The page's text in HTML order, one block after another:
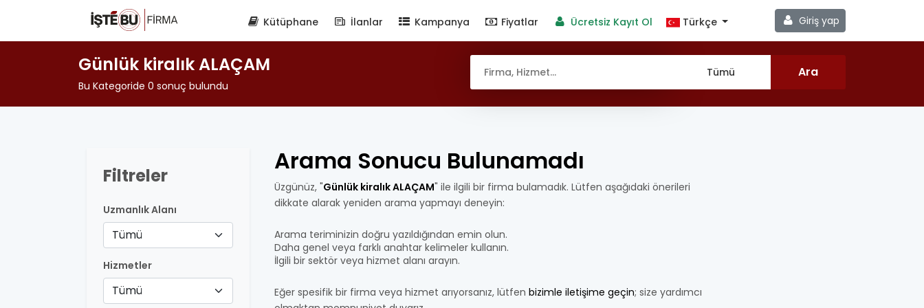
Giriş yap
Kütüphane İlanlar Kampanya Fiyatlar Ücretsiz Kayıt Ol Türkçe
Günlük kiralık ALAÇAM
Bu Kategoride 0 sonuç bulundu
Filtreler
Uzmanlık Alanı
Tümü
Hizmetler
Tümü
Arama Sonucu Bulunamadı
Üzgünüz, "Günlük kiralık ALAÇAM" ile ilgili bir firma bulamadık. Lütfen aşağıdaki önerileri
dikkate alarak yeniden arama yapmayı deneyin:
Arama teriminizin doğru yazıldığından emin olun.
Daha genel veya farklı anahtar kelimeler kullanın.
İlgili bir sektör veya hizmet alanı arayın.
Eğer spesifik bir firma veya hizmet arıyorsanız, lütfen bizimle iletişime geçin; size yardımcı